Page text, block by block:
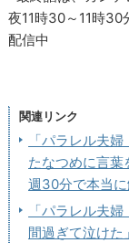
夜11時30～11時30
配信中
関連リンク
「パラレル夫
たなつめに言
週30分で本当に
「パラレル夫
間過ぎて泣けた